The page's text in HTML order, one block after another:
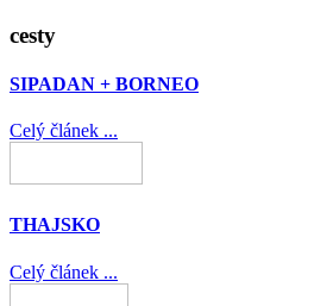
cesty
SIPADAN + BORNEO
Celý článek ...
THAJSKO
Celý článek ...